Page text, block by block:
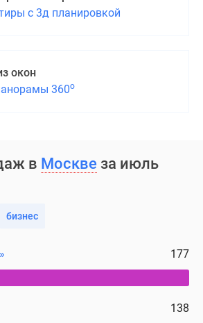
с 3д планировкой
окон
360о
в Москве за июль
бизнес
177
138